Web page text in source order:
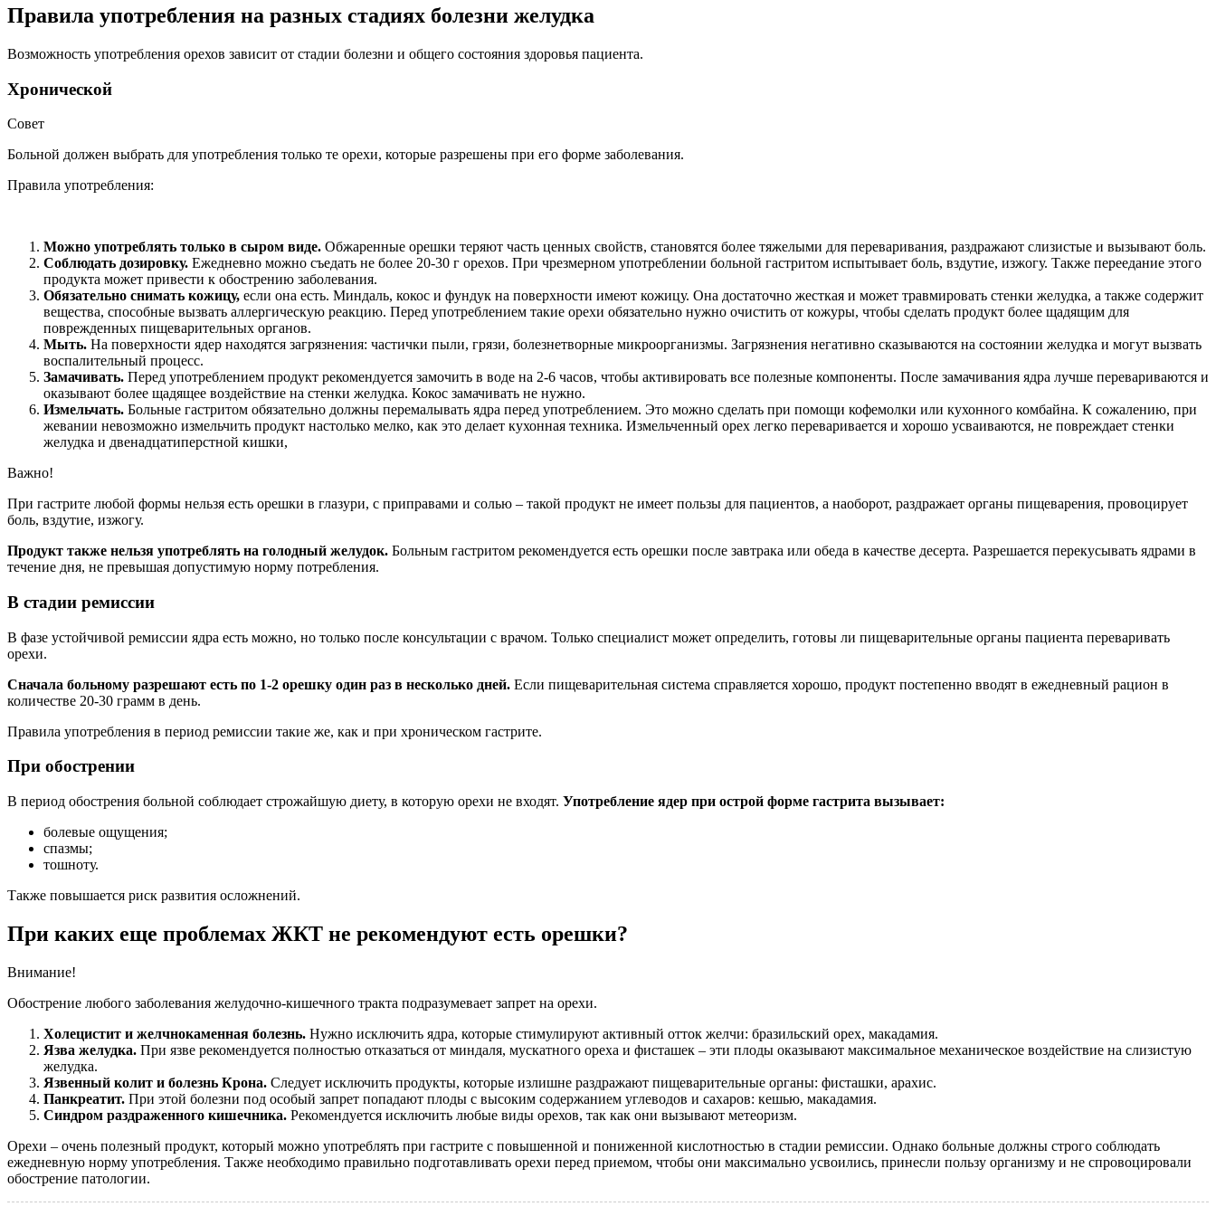
Правила употребления на разных стадиях болезни желудка
Возможность употребления орехов зависит от стадии болезни и общего состояния здоровья пациента.
Хронической
Совет
Больной должен выбрать для употребления только те орехи, которые разрешены при его форме заболевания.
Правила употребления:
Можно употреблять только в сыром виде. Обжаренные орешки теряют часть ценных свойств, становятся более тяжелыми для переваривания, раздражают слизистые и вызывают боль.
Соблюдать дозировку. Ежедневно можно съедать не более 20-30 г орехов. При чрезмерном употреблении больной гастритом испытывает боль, вздутие, изжогу. Также переедание этого
продукта может привести к обострению заболевания.
Обязательно снимать кожицу, если она есть. Миндаль, кокос и фундук на поверхности имеют кожицу. Она достаточно жесткая и может травмировать стенки желудка, а также содержит
вещества, способные вызвать аллергическую реакцию. Перед употреблением такие орехи обязательно нужно очистить от кожуры, чтобы сделать продукт более щадящим для
поврежденных пищеварительных органов.
Мыть. На поверхности ядер находятся загрязнения: частички пыли, грязи, болезнетворные микроорганизмы. Загрязнения негативно сказываются на состоянии желудка и могут вызвать
воспалительный процесс.
Замачивать. Перед употреблением продукт рекомендуется замочить в воде на 2-6 часов, чтобы активировать все полезные компоненты. После замачивания ядра лучше перевариваются и
оказывают более щадящее воздействие на стенки желудка. Кокос замачивать не нужно.
Измельчать. Больные гастритом обязательно должны перемалывать ядра перед употреблением. Это можно сделать при помощи кофемолки или кухонного комбайна. К сожалению, при
жевании невозможно измельчить продукт настолько мелко, как это делает кухонная техника. Измельченный орех легко переваривается и хорошо усваиваются, не повреждает стенки
желудка и двенадцатиперстной кишки,
Важно!
При гастрите любой формы нельзя есть орешки в глазури, с приправами и солью – такой продукт не имеет пользы для пациентов, а наоборот, раздражает органы пищеварения, провоцирует
боль, вздутие, изжогу.
Продукт также нельзя употреблять на голодный желудок. Больным гастритом рекомендуется есть орешки после завтрака или обеда в качестве десерта. Разрешается перекусывать ядрами в
течение дня, не превышая допустимую норму потребления.
В стадии ремиссии
В фазе устойчивой ремиссии ядра есть можно, но только после консультации с врачом. Только специалист может определить, готовы ли пищеварительные органы пациента переваривать
орехи.
Сначала больному разрешают есть по 1-2 орешку один раз в несколько дней. Если пищеварительная система справляется хорошо, продукт постепенно вводят в ежедневный рацион в
количестве 20-30 грамм в день.
Правила употребления в период ремиссии такие же, как и при хроническом гастрите.
При обострении
В период обострения больной соблюдает строжайшую диету, в которую орехи не входят. Употребление ядер при острой форме гастрита вызывает:
болевые ощущения;
спазмы;
тошноту.
Также повышается риск развития осложнений.
При каких еще проблемах ЖКТ не рекомендуют есть орешки?
Внимание!
Обострение любого заболевания желудочно-кишечного тракта подразумевает запрет на орехи.
Холецистит и желчнокаменная болезнь. Нужно исключить ядра, которые стимулируют активный отток желчи: бразильский орех, макадамия.
Язва желудка. При язве рекомендуется полностью отказаться от миндаля, мускатного ореха и фисташек – эти плоды оказывают максимальное механическое воздействие на слизистую
желудка.
Язвенный колит и болезнь Крона. Следует исключить продукты, которые излишне раздражают пищеварительные органы: фисташки, арахис.
Панкреатит. При этой болезни под особый запрет попадают плоды с высоким содержанием углеводов и сахаров: кешью, макадамия.
Синдром раздраженного кишечника. Рекомендуется исключить любые виды орехов, так как они вызывают метеоризм.
Орехи – очень полезный продукт, который можно употреблять при гастрите с повышенной и пониженной кислотностью в стадии ремиссии. Однако больные должны строго соблюдать
ежедневную норму употребления. Также необходимо правильно подготавливать орехи перед приемом, чтобы они максимально усвоились, принесли пользу организму и не спровоцировали
обострение патологии.